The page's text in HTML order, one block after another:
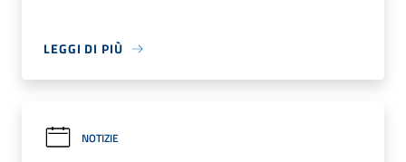
LEGGI DI PIÙ
NOTIZIE